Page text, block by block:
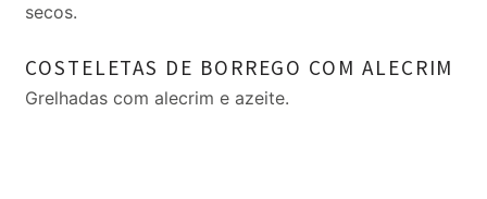
secos.
COSTELETAS DE BORREGO COM ALECRIM
Grelhadas com alecrim e azeite.